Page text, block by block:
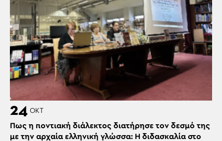
24 ΟΚΤ
Πως η ποντιακή διάλεκτος διατήρησε τον δεσμό της
με την αρχαία ελληνική γλώσσα: Η διδασκαλία στο